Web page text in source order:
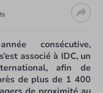
consécutive,
s’est associé à IDC, un
afin de
de plus de 1 400